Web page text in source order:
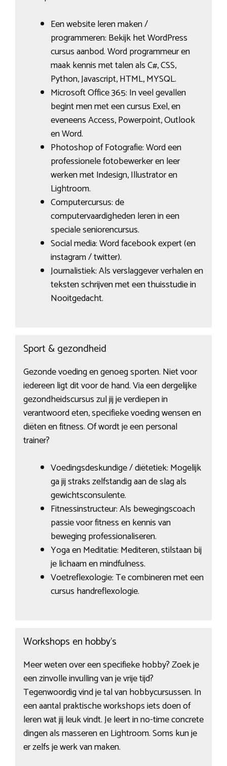
Een website leren maken /
programmeren: Bekijk het WordPress
cursus aanbod. Word programmeur en
maak kennis met talen als C#, CSS,
Python, Javascript, HTML, MYSQL.
Microsoft Office 365: In veel gevallen
begint men met een cursus Exel, en
eveneens Access, Powerpoint, Outlook
en Word.
Photoshop of Fotografie: Word een
professionele fotobewerker en leer
werken met Indesign, Illustrator en
Lightroom.
Computercursus: de
computervaardigheden leren in een
speciale seniorencursus.
Social media: Word facebook expert (en
instagram / twitter).
Journalistiek: Als verslaggever verhalen en
teksten schrijven met een thuisstudie in
Nooitgedacht.
Sport & gezondheid
Gezonde voeding en genoeg sporten. Niet voor
iedereen ligt dit voor de hand. Via een dergelijke
gezondheidscursus zul jij je verdiepen in
verantwoord eten, specifieke voeding wensen en
diëten en fitness. Of wordt je een personal
trainer?
Voedingsdeskundige / diëtetiek: Mogelijk
ga jij straks zelfstandig aan de slag als
gewichtsconsulente.
Fitnessinstructeur: Als bewegingscoach
passie voor fitness en kennis van
beweging professionaliseren.
Yoga en Meditatie: Mediteren, stilstaan bij
je lichaam en mindfulness.
Voetreflexologie: Te combineren met een
cursus handreflexologie.
Workshops en hobby’s
Meer weten over een specifieke hobby? Zoek je
een zinvolle invulling van je vrije tijd?
Tegenwoordig vind je tal van hobbycursussen. In
een aantal praktische workshops iets doen of
leren wat jij leuk vindt. Je leert in no-time concrete
dingen als masseren en Lightroom. Soms kun je
er zelfs je werk van maken.